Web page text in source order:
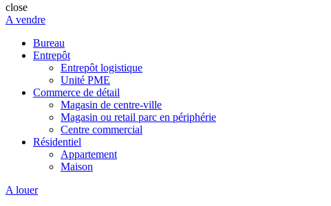
close
A vendre
Bureau
Entrepôt
Entrepôt logistique
Unité PME
Commerce de détail
Magasin de centre-ville
Magasin ou retail parc en périphérie
Centre commercial
Résidentiel
Appartement
Maison
A louer